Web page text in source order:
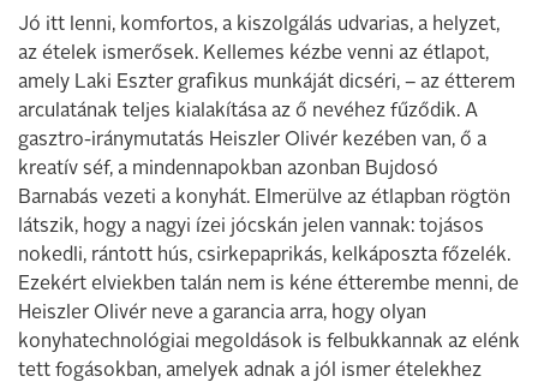
Jó itt lenni, komfortos, a kiszolgálás udvarias, a helyzet,
az ételek ismerősek. Kellemes kézbe venni az étlapot,
amely Laki Eszter grafikus munkáját dicséri, – az étterem
arculatának teljes kialakítása az ő nevéhez fűződik. A
gasztro-iránymutatás Heiszler Olivér kezében van, ő a
kreatív séf, a mindennapokban azonban Bujdosó
Barnabás vezeti a konyhát. Elmerülve az étlapban rögtön
látszik, hogy a nagyi ízei jócskán jelen vannak: tojásos
nokedli, rántott hús, csirkepaprikás, kelkáposzta főzelék.
Ezekért elviekben talán nem is kéne étterembe menni, de
Heiszler Olivér neve a garancia arra, hogy olyan
konyhatechnológiai megoldások is felbukkannak az elénk
tett fogásokban, amelyek adnak a jól ismer ételekhez